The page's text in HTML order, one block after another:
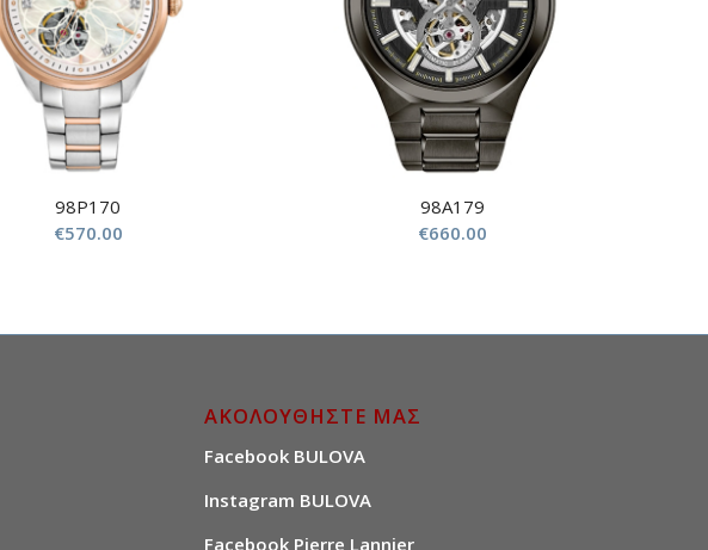
98P170
€570.00
98A179
€660.00
ΑΚΟΛΟΥΘΗΣΤΕ ΜΑΣ
Facebook BULOVA
Instagram BULOVA
Facebook Pierre Lannier